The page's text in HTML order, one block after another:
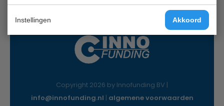
Instellingen Akkoord
Copyright 2026 by Innofunding BV |
info@innofunding.nl | algemene voorwaarden